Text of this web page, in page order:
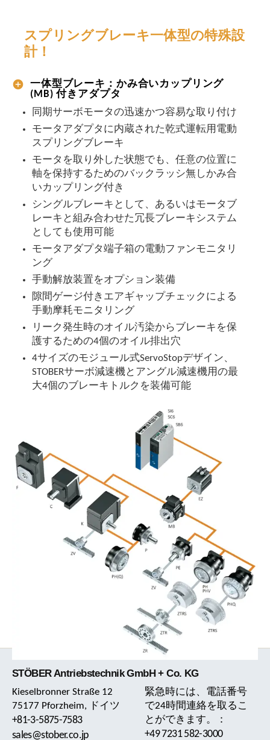
スプリングブレーキ一体型の特殊設
計！
一体型ブレーキ：かみ合いカップリング
(MB) 付きアダプタ
同期サーボモータの迅速かつ容易な取り付け
モータアダプタに内蔵された乾式運転用電動
スプリングブレーキ
モータを取り外した状態でも、任意の位置に
軸を保持するためのバックラッシ無しかみ合
いカップリング付き
シングルブレーキとして、あるいはモータブ
レーキと組み合わせた冗長ブレーキシステム
としても使用可能
モータアダプタ端子箱の電動ファンモニタリ
ング
手動解放装置をオプション装備
隙間ゲージ付きエアギャップチェックによる
手動摩耗モニタリング
リーク発生時のオイル汚染からブレーキを保
護するための4個のオイル排出穴
4サイズのモジュール式ServoStopデザイン、
STOBERサーボ減速機とアングル減速機用の最
大4個のブレーキトルクを装備可能
STÖBER Antriebstechnik GmbH + Co. KG
Kieselbronner Straße 12
75177 Pforzheim, ドイツ
+81-3-5875-7583
sales@stober.co.jp
緊急時には、電話番号
で24時間連絡を取るこ
とができます。：
+49 7231 582-3000